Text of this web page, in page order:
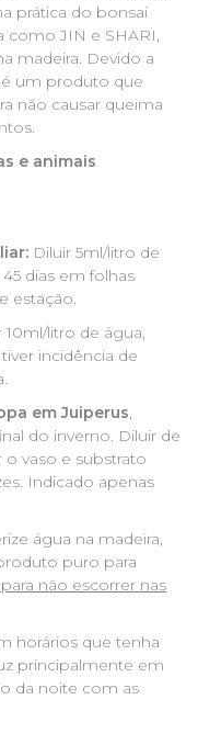
prática do bonsai
como JIN e SHARI,
madeira. Devido a
é um produto que
não causar queima
e animais
Diluir 5ml/litro de
dias em folhas
estação.
10ml/litro de água,
incidência de
em Juiperus,
do inverno. Diluir de
o vaso e substrato
Indicado apenas
água na madeira,
puro para
não escorrer nas
horários que tenha
principalmente em
da noite com as